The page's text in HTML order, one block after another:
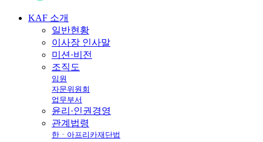
KAF 소개
일반현황
이사장 인사말
미션·비전
조직도
임원
자문위원회
업무부서
윤리·인권경영
관계법령
한ㆍ아프리카재단법